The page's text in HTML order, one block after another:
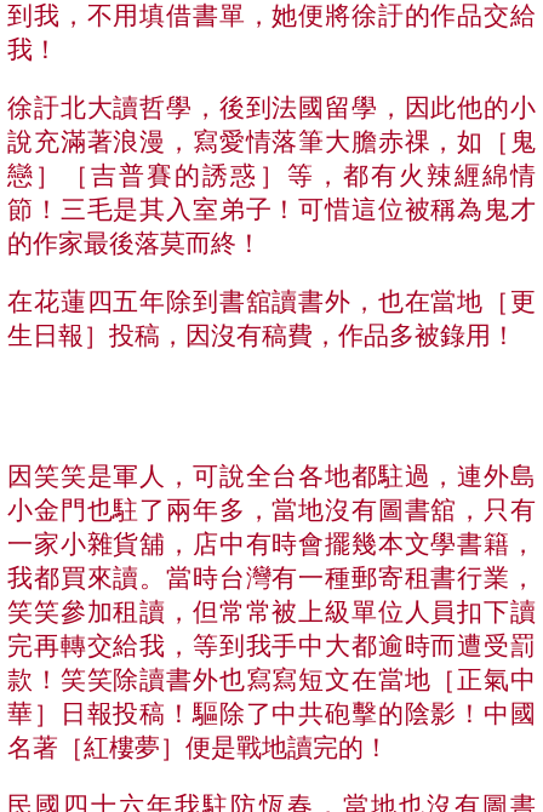
到我，不用填借書單，她便將徐訏的作品交給
我！
徐訏北大讀哲學，後到法國留學，因此他的小
說充滿著浪漫，寫愛情落筆大膽赤祼，如［鬼
戀］［吉普賽的誘惑］等，都有火辣緾綿情
節！三毛是其入室弟子！可惜這位被稱為鬼才
的作家最後落莫而終！
在花蓮四五年除到書舘讀書外，也在當地［更
生日報］投稿，因沒有稿費，作品多被錄用！
因笑笑是軍人，可說全台各地都駐過，連外島
小金門也駐了兩年多，當地沒有圖書舘，只有
一家小雜貨舖，店中有時會擺幾本文學書籍，
我都買來讀。當時台灣有一種郵寄租書行業，
笑笑參加租讀，但常常被上級單位人員扣下讀
完再轉交給我，等到我手中大都逾時而遭受罰
款！笑笑除讀書外也寫寫短文在當地［正氣中
華］日報投稿！驅除了中共砲擊的陰影！中國
名著［紅樓夢］便是戰地讀完的！
民國四十六年我駐防恆春，當地也沒有圖書